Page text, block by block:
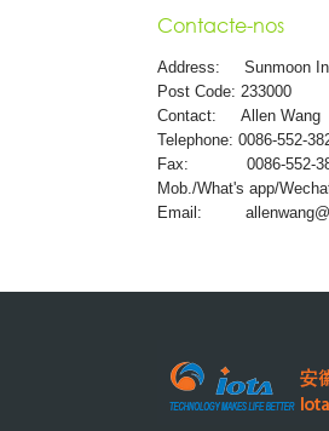
Contacte-nos
Address: Sunmoon
Post Code: 233000
Contact: Allen Wang
Telephone: 0086-552-
Fax: 0086-552-
Mob./What's app/
Email: